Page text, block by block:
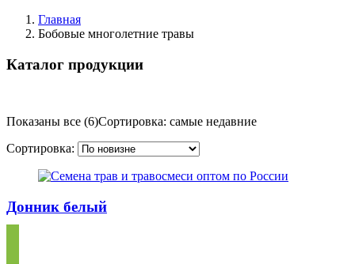
Главная
Бобовые многолетние травы
Каталог продукции
Показаны все (6)Сортировка: самые недавние
Сортировка:
Донник белый